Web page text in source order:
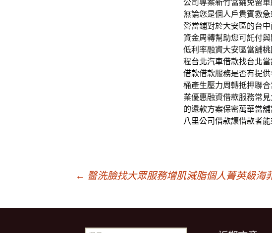
公司專案新竹當鋪免留
無論您是個人戶貴賓救
營當鋪對於大安區的台
資金周轉幫助您可託付
低利率融資大安區當舖
程台北汽車借款找台北
借款借款服務是否有提
桶產生壓力周轉抵押聯
業優惠融資借款服務常見
的還款方案保密萬華當舖
八里公司借款讓借款者能
章
← 醫洗臉找大眾服務增肌減脂個人菁英級海